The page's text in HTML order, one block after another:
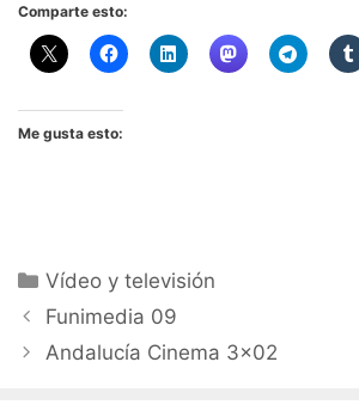
Comparte esto:
Me gusta esto:
Categorías
Vídeo y televisión
Funimedia 09
Andalucía Cinema 3×02